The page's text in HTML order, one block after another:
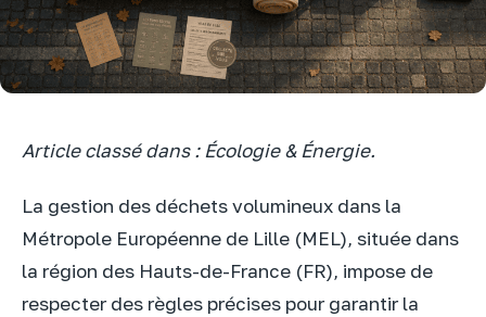
Article classé dans : Écologie & Énergie.
La gestion des déchets volumineux dans la
Métropole Européenne de Lille (MEL), située dans
la région des Hauts-de-France (FR), impose de
respecter des règles précises pour garantir la